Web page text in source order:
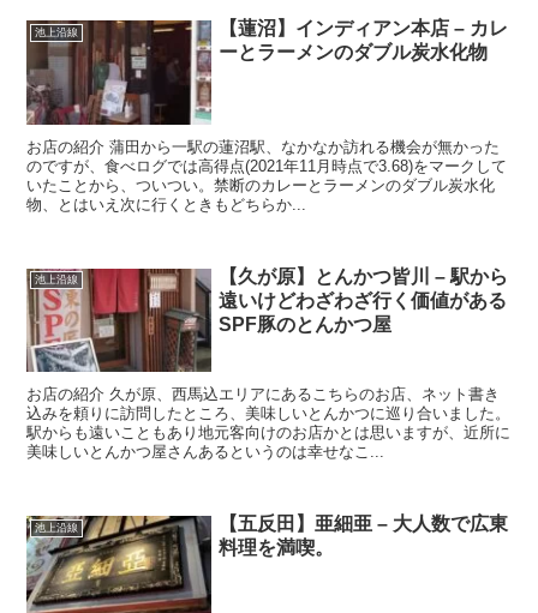
池上沿線
【蓮沼】インディアン本店 – カレ
ーとラーメンのダブル炭水化物
お店の紹介 蒲田から一駅の蓮沼駅、なかなか訪れる機会が無かった
のですが、食べログでは高得点(2021年11月時点で3.68)をマークして
いたことから、ついつい。禁断のカレーとラーメンのダブル炭水化
物、とはいえ次に行くときもどちらか...
池上沿線
【久が原】とんかつ皆川 – 駅から
遠いけどわざわざ行く価値がある
SPF豚のとんかつ屋
お店の紹介 久が原、西馬込エリアにあるこちらのお店、ネット書き
込みを頼りに訪問したところ、美味しいとんかつに巡り合いました。
駅からも遠いこともあり地元客向けのお店かとは思いますが、近所に
美味しいとんかつ屋さんあるというのは幸せなこ...
池上沿線
【五反田】亜細亜 – 大人数で広東
料理を満喫。